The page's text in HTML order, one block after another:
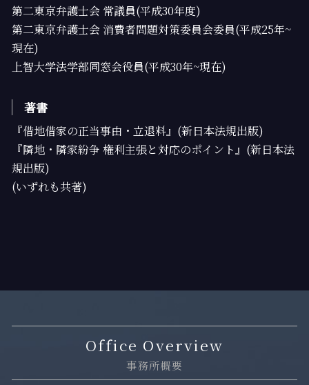
第二東京弁護士会 常議員(平成30年度)
第二東京弁護士会 消費者問題対策委員会委員(平成25年~
現在)
上智大学法学部同窓会役員(平成30年~現在)
著書
『借地借家の正当事由・立退料』(新日本法規出版)
『隣地・隣家紛争 権利主張と対応のポイント』(新日本法
規出版)
(いずれも共著)
Office Overview
事務所概要